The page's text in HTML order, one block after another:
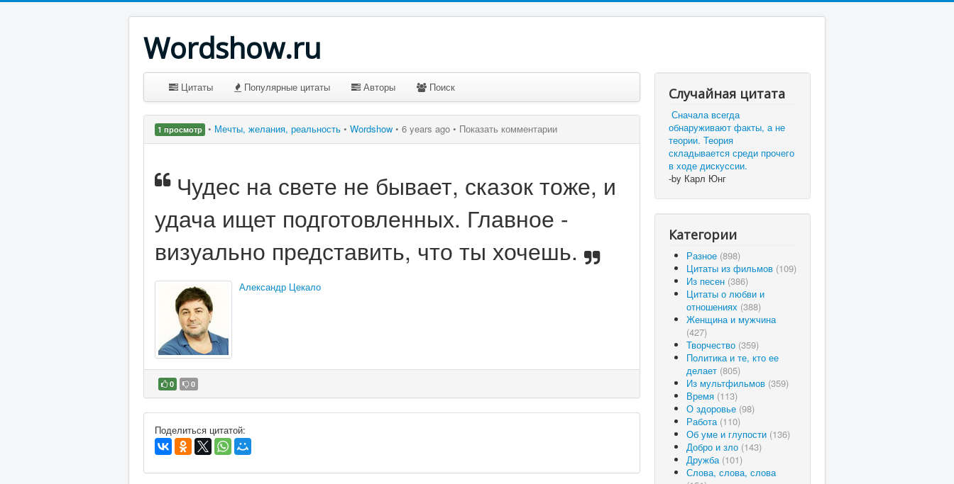
Wordshow.ru
Цитаты Популярные цитаты Авторы Поиск
1 просмотр • Мечты, желания, реальность • Wordshow • 6 years ago • Показать комментарии
Чудес на свете не бывает, сказок тоже, и
удача ищет подготовленных. Главное -
визуально представить, что ты хочешь.
Александр Цекало
0 0
В избранное
Поделиться цитатой:
Случайная цитата
Сначала всегда
обнаруживают факты, а не
теории. Теория
складывается среди прочего
в ходе дискуссии.
-by Карл Юнг
Категории
Разное (898)
Цитаты из фильмов (109)
Из песен (386)
Цитаты о любви и
отношениях (388)
Женщина и мужчина
(427)
Творчество (359)
Политика и те, кто ее
делает (805)
Из мультфильмов (359)
Время (113)
О здоровье (98)
Работа (110)
Об уме и глупости (136)
Добро и зло (143)
Дружба (101)
Слова, слова, слова